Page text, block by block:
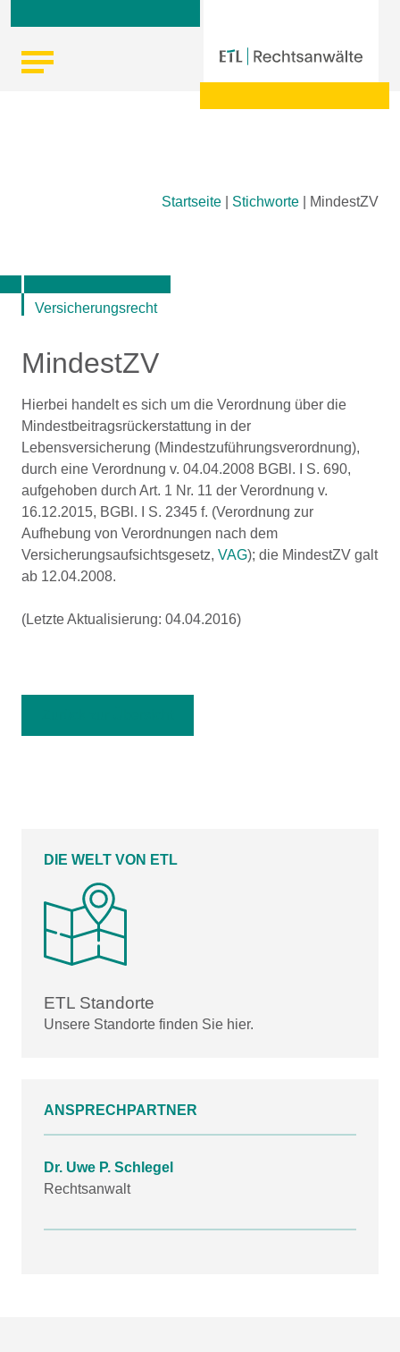
Startseite Stichworte MindestZV
Versicherungsrecht
MindestZV
Hierbei handelt es sich um die Verordnung über die
Mindestbeitragsrückerstattung in der
Lebensversicherung (Mindestzuführungsverordnung),
durch eine Verordnung v. 04.04.2008 BGBl. I S. 690,
aufgehoben durch Art. 1 Nr. 11 der Verordnung v.
16.12.2015, BGBl. I S. 2345 f. (Verordnung zur
Aufhebung von Verordnungen nach dem
Versicherungsaufsichtsgesetz, VAG); die MindestZV galt
ab 12.04.2008.
(Letzte Aktualisierung: 04.04.2016)
DIE WELT VON ETL
ETL Standorte
Unsere Standorte finden Sie hier.
ANSPRECHPARTNER
Dr. Uwe P. Schlegel
Rechtsanwalt